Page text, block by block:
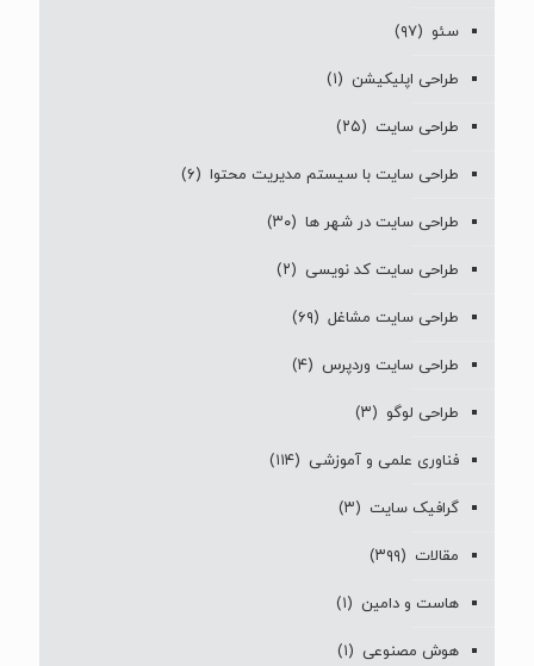
سئو (۹۷)
طراحی اپلیکیشن (۱)
طراحی سایت (۲۵)
طراحی سایت با سیستم مدیریت محتوا (۶)
طراحی سایت در شهر ها (۳۰)
طراحی سایت کد نویسی (۲)
طراحی سایت مشاغل (۶۹)
طراحی سایت وردپرس (۴)
طراحی لوگو (۳)
فناوری علمی و آموزشی (۱۱۴)
گرافیک سایت (۳)
مقالات (۳۹۹)
هاست و دامین (۱)
هوش مصنوعی (۱)